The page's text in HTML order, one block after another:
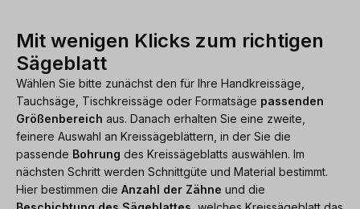
Mit wenigen Klicks zum richtigen
Sägeblatt
Wählen Sie bitte zunächst den für Ihre Handkreissäge,
Tauchsäge, Tischkreissäge oder Formatsäge passenden
Größenbereich aus. Danach erhalten Sie eine zweite,
feinere Auswahl an Kreissägeblättern, in der Sie die
passende Bohrung des Kreissägeblatts auswählen. Im
nächsten Schritt werden Schnittgüte und Material bestimmt.
Hier bestimmen die Anzahl der Zähne und die